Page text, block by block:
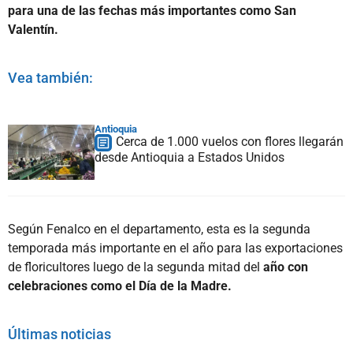
para una de las fechas más importantes como San
Valentín.
Vea también:
Antioquia
Cerca de 1.000 vuelos con flores llegarán
desde Antioquia a Estados Unidos
Según Fenalco en el departamento, esta es la segunda
temporada más importante en el año para las exportaciones
de floricultores luego de la segunda mitad del año con
celebraciones como el Día de la Madre.
Últimas noticias